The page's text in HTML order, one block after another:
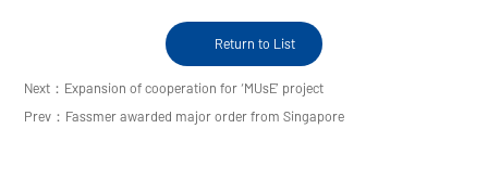
Return to List
Next：Expansion of cooperation for ‘MUsE’ project
Prev：Fassmer awarded major order from Singapore